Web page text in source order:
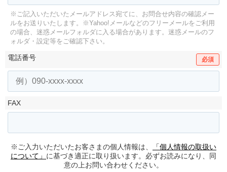
※ご記入いただいたメールアドレス宛てに、お問合せ内容の確認メー
ルをお送りいたします。
※Yahoo!メールなどのフリーメールをご利用
の場合、迷惑メールフォルダに入る場合があります。 迷惑メールのフ
ォルダ・設定等をご確認下さい。
電話番号 必須
FAX
※ご入力いただいたお客さまの個人情報は、
「個人情報の取扱い
について」 に基づき適正に取り扱います。必ずお読みになり、同
意の上お問い合わせください。